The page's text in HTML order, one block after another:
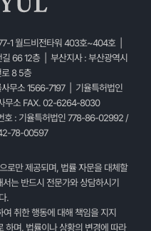
1 월드비전타워 403호~404호 |
길 66 12층 | 부산지사 : 부산광역시
8 5층
무소 1566-7197 | 기율특허법인
무소 FAX. 02-6264-8030
: 기율특허법인 778-86-02992 /
78-00597
로만 제공되며, 법률 자문을 대체할
는 반드시 전문가와 상담하시기
.
취한 행동에 대해 책임을 지지
하며, 법률이나 상황의 변경에 따라